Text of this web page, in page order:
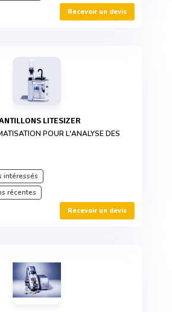
Recevoir un devis
LITESIZER
POUR L'ANALYSE DES
intéressés
récentes
Recevoir un devis